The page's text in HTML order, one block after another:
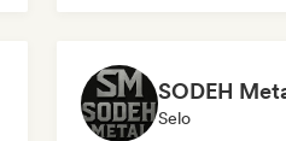
SODEH
Selo